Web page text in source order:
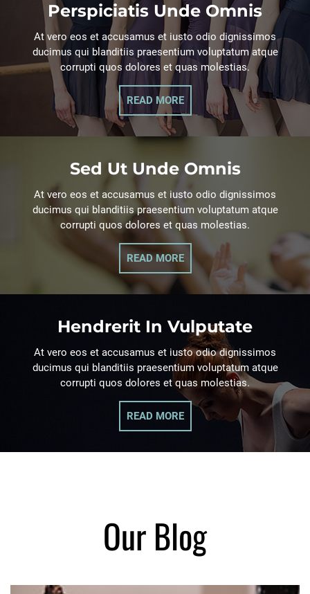
Perspiciatis Unde Omnis
At vero eos et accusamus et iusto odio dignissimos
ducimus qui blanditiis praesentium voluptatum atque
corrupti quos dolores et quas molestias.
READ MORE
Sed Ut Unde Omnis
At vero eos et accusamus et iusto odio dignissimos
ducimus qui blanditiis praesentium voluptatum atque
corrupti quos dolores et quas molestias.
READ MORE
Hendrerit In Vulputate
At vero eos et accusamus et iusto odio dignissimos
ducimus qui blanditiis praesentium voluptatum atque
corrupti quos dolores et quas molestias.
READ MORE
Our Blog